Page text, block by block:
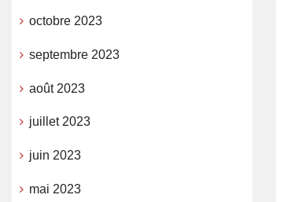
octobre 2023
septembre 2023
août 2023
juillet 2023
juin 2023
mai 2023